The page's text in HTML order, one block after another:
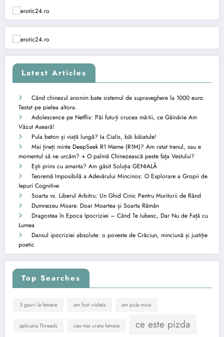
Latest Articles
Când chinezul anonim bate sistemul de supraveghere la 1000 euro.
Testat pe pielea altora.
Adolescence pe Netflix: Păi futu-ți crucea mă-tii, ce Găinărie Am
Văzut Aseară!
Pula beton și viață lungă? Ia Cialis, băi băiatule!
Mai țineți minte DeepSeek R1 Meme (R1M)? Am ratat trenul, sau e
momentul să ne urcăm? + O palmă Chinezească peste fața Vestului?
Ești prins cu amanta? Am găsit Soluția GENIALĂ
Teoremă Imposibilă a Adevărului Mincinos: O Explorare a Gropii de
Iepuri Cognitive
Soarta vs. Liberul Arbitru: Un Ghid Cinic Pentru Muritorii de Rând
Dumnezeu Moare. Doar Moartea și Soarta Rămân
Dragostea în Epoca Ipocriziei – Când Te Iubesc, Dar Nu de Față cu
Lumea
Dansul ipocriziei absolute: o poveste de Crăciun, minciună și justiție
poetic
Top Searches
3 gauri la femeie am fost violata am pula mica
aplicatia Threads cea mai urata femeie ce este pizda